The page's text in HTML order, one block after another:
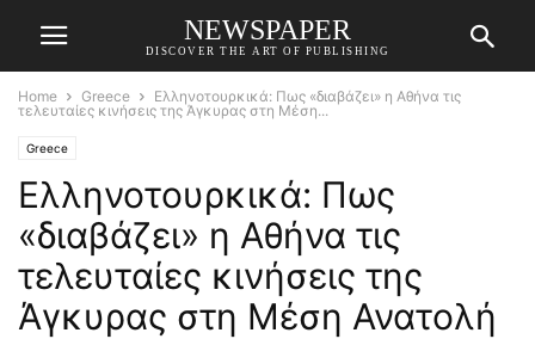
NEWSPAPER
DISCOVER THE ART OF PUBLISHING
Home Greece
Ελληνοτουρκικά: Πως «διαβάζει» η Αθήνα τις
τελευταίες κινήσεις της Άγκυρας στη Μέση...
Greece
Ελληνοτουρκικά: Πως
«διαβάζει» η Αθήνα τις
τελευταίες κινήσεις της
Άγκυρας στη Μέση Ανατολή